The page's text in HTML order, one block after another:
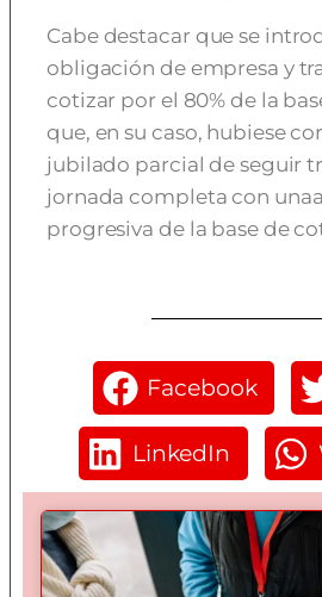
Cabe destacar que se
obligación de empresa y
cotizar por el 80% de la
que, en su caso, hubiese
jubilado parcial de seguir
jornada completa con
progresiva de la base de
Facebook
LinkedIn